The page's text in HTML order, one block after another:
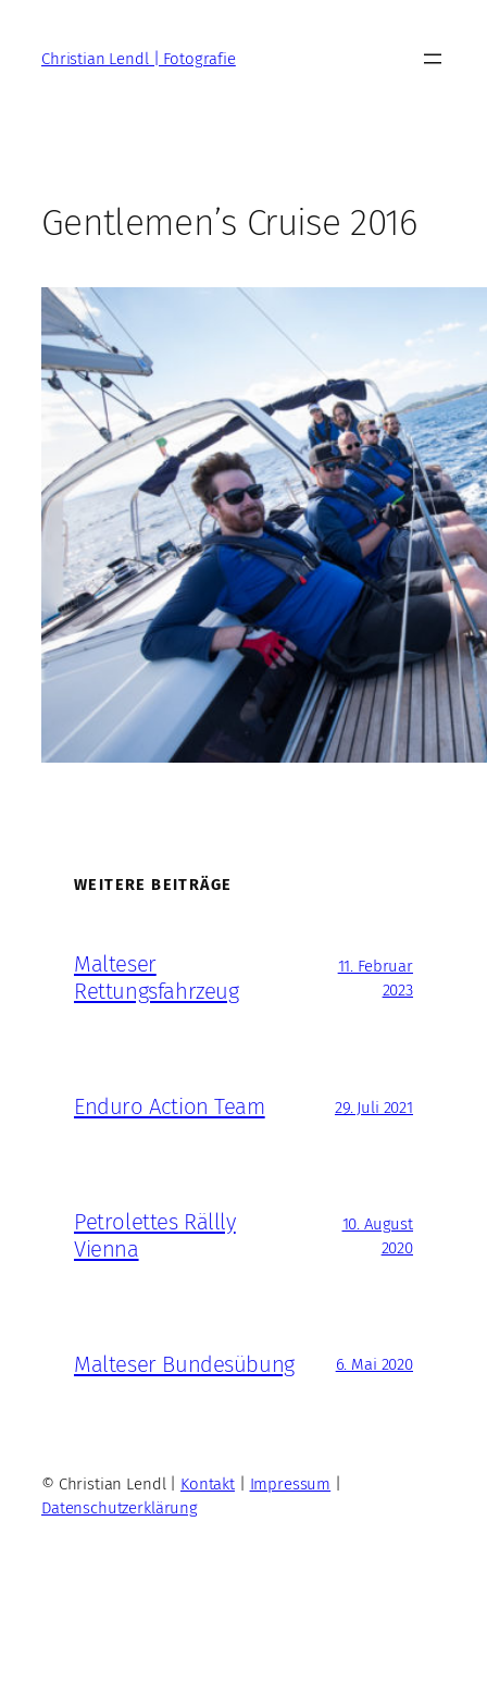
springenChristian Lendl | Fotografie
Gentlemen’s Cruise 2016
WEITERE BEITRÄGE
Malteser
Rettungsfahrzeug
11. Februar
2023
Enduro Action Team 29. Juli 2021
Petrolettes Rällly
Vienna
10. August
2020
Malteser Bundesübung 6. Mai 2020
© Christian Lendl | Kontakt| Impressum
Datenschutzerklärung